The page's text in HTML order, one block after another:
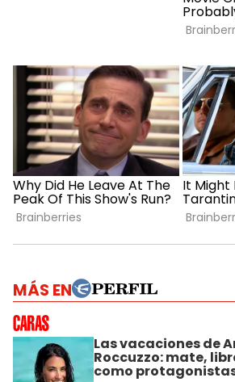
MÁS EN
Las vacaciones de
Roccuzzo: mate,
como